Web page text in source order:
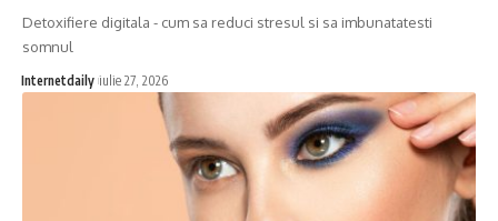
Detoxifiere digitala - cum sa reduci stresul si sa imbunatatesti
somnul
Internetdaily iulie 27, 2026